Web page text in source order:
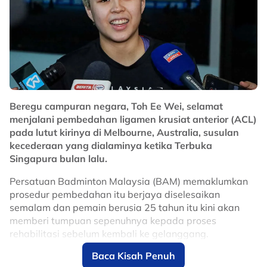
Sebelum ini, beberapa pegawai memaklumkan
bahawa yuran penganjuran MotoGP meningkat antara
10 hingga 15 peratus selepas kontrak terdahulu
diperbaharui pada 2024.
Lanjutan kontrak sehingga 2031 dijangka memberi
memperkukuhkan reputasi negara sebagai destinasi
utama sukan permotoran dunia, selain terus
merancakkan ekonomi menerusi kemasukan pelancong
dan penganjuran acara bertaraf antarabangsa di Litar
Antarabangsa Sepang.
No node context available.
Related Topics
#motoGP
Beregu campuran negara, Toh Ee Wei, selamat
menjalani pembedahan ligamen krusiat anterior (ACL)
pada lutut kirinya di Melbourne, Australia, susulan
kecederaan yang dialaminya ketika Terbuka
Singapura bulan lalu.
Persatuan Badminton Malaysia (BAM) memaklumkan
prosedur pembedahan itu berjaya diselesaikan
semalam dan pemain berusia 25 tahun itu kini akan
memberi tumpuan sepenuhnya kepada proses
rehabilitasi sebelum kembali ke gelanggang.
Ee Wei melahirkan rasa syukur apabila pembedahan
Baca Kisah Penuh